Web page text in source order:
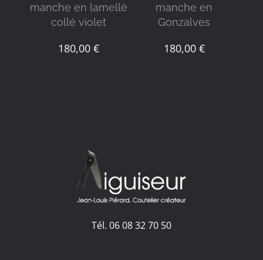
manche en lamellé
collé violet
180,00€
manche en
Gonzalves
180,00 €
Tél. 06 08 32 70 50